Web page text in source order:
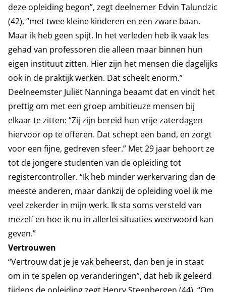
deze opleiding begon”, zegt deelnemer Edvin Talundzic
(42), “met twee kleine kinderen en een zware baan.
Maar ik heb geen spijt. In het verleden heb ik vaak les
gehad van professoren die alleen maar binnen hun
eigen instituut zitten. Hier zijn het mensen die dagelijks
ook in de praktijk werken. Dat scheelt enorm.”
Deelneemster Juliët Nanninga beaamt dat en vindt het
prettig om met een groep ambitieuze mensen bij
elkaar te zitten: “Zij zijn bereid hun vrije zaterdagen
hiervoor op te offeren. Dat schept een band, en zorgt
voor een fijne, gedreven sfeer.” Met 29 jaar behoort ze
tot de jongere studenten van de opleiding tot
registercontroller. “Ik heb minder werkervaring dan de
meeste anderen, maar dankzij de opleiding voel ik me
veel zekerder in mijn werk. Ik sta soms versteld van
mezelf en hoe ik nu in allerlei situaties weerwoord kan
geven.”
Vertrouwen
“Vertrouw dat je je vak beheerst, dan ben je in staat
om in te spelen op veranderingen”, dat heb ik geleerd